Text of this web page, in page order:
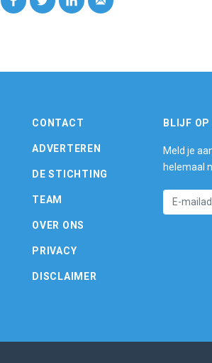
CONTACT
ADVERTEREN
DE STICHTING
TEAM
OVER ONS
PRIVACY
DISCLAIMER
BLIJF OP
Meld je
helemaal